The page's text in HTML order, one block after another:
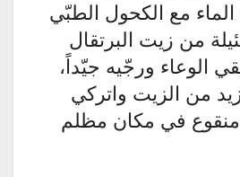
مع الكحول الطبّي
من زيت البرتقال
الوعاء ورجّيه جيّداً،
من الزيت واتركي
في مكان مظلم